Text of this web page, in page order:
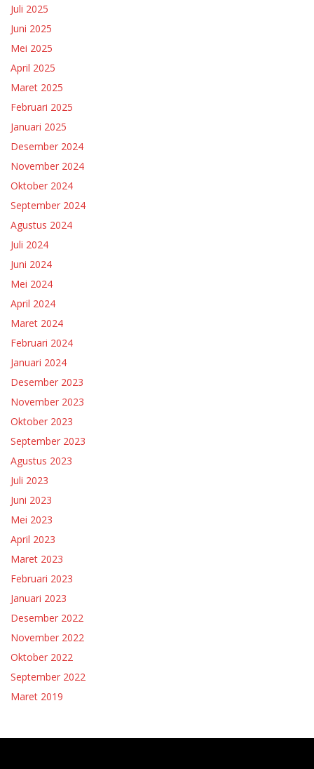
Juli 2025
Juni 2025
Mei 2025
April 2025
Maret 2025
Februari 2025
Januari 2025
Desember 2024
November 2024
Oktober 2024
September 2024
Agustus 2024
Juli 2024
Juni 2024
Mei 2024
April 2024
Maret 2024
Februari 2024
Januari 2024
Desember 2023
November 2023
Oktober 2023
September 2023
Agustus 2023
Juli 2023
Juni 2023
Mei 2023
April 2023
Maret 2023
Februari 2023
Januari 2023
Desember 2022
November 2022
Oktober 2022
September 2022
Maret 2019